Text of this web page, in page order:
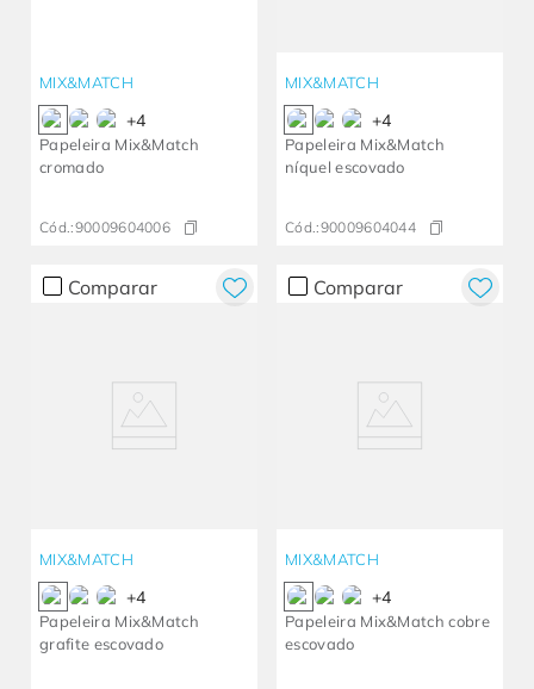
MIX&MATCH
+4
Papeleira Mix&Match
cromado
Cód.:90009604006
MIX&MATCH
+4
Papeleira Mix&Match
níquel escovado
Cód.:90009604044
Comparar
MIX&MATCH
+4
Papeleira Mix&Match
grafite escovado
Comparar
MIX&MATCH
+4
Papeleira Mix&Match cobre
escovado